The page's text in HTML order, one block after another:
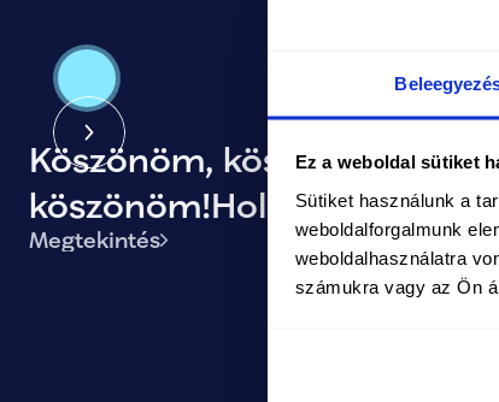
Ez a weboldal sütiket
Sütiket használunk a
weboldalforgalmunk
weboldalhasználatra
számukra vagy az Ön
Köszönöm, köszönöm,
köszönöm!Holnap közösen
történelmet írunk!
Megtekintés